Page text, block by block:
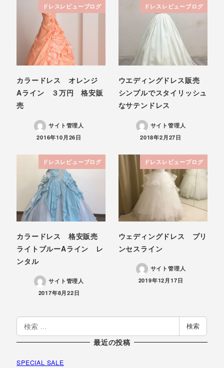
ドレスレビューブログ
カラードレス オレンジ
Aライン ３万円 格安販
売
サイト管理人
投稿日
2016年10月26日
ドレスレビューブログ
ウエディングドレス販売
シンプルでスタイリッシュ
なサテンドレス
サイト管理人
投稿日
2018年2月27日
ドレスレビューブログ
カラードレス 格安販売
ライトブルーAライン レ
ンタル
サイト管理人
投稿日
2017年8月22日
ドレスレビューブログ
ウェディングドレス プリ
ンセスライン
サイト管理人
投稿日
2019年12月17日
検
索
検索
最近の投稿
SPECIAL SALE